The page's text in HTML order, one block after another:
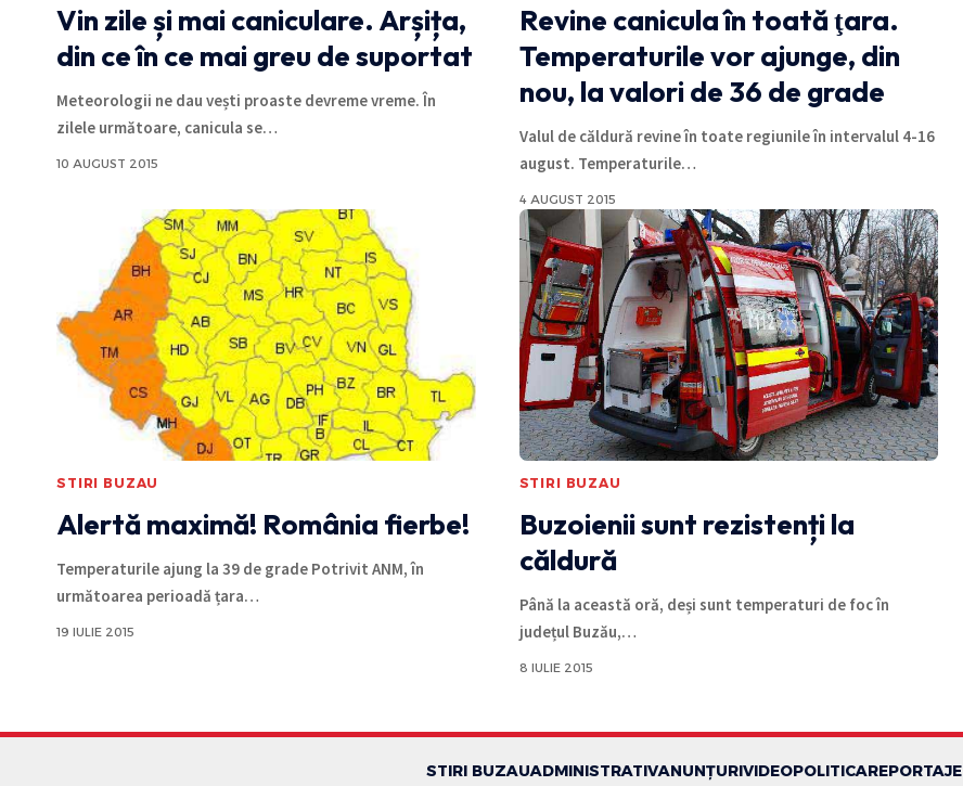
Vin zile și mai caniculare. Arșița,
din ce în ce mai greu de suportat
Meteorologii ne dau vești proaste devreme vreme. În
zilele următoare, canicula se…
10 AUGUST 2015
Revine canicula în toată ţara.
Temperaturile vor ajunge, din
nou, la valori de 36 de grade
Valul de căldură revine în toate regiunile în intervalul 4-16
august. Temperaturile…
4 AUGUST 2015
STIRI BUZAU
Alertă maximă! România fierbe!
Temperaturile ajung la 39 de grade Potrivit ANM, în
următoarea perioadă țara…
19 IULIE 2015
STIRI BUZAU
Buzoienii sunt rezistenți la
căldură
Până la această oră, deși sunt temperaturi de foc în
județul Buzău,…
8 IULIE 2015
STIRI BUZAUADMINISTRATIVANUNȚURIVIDEOPOLITICAREPORTAJE